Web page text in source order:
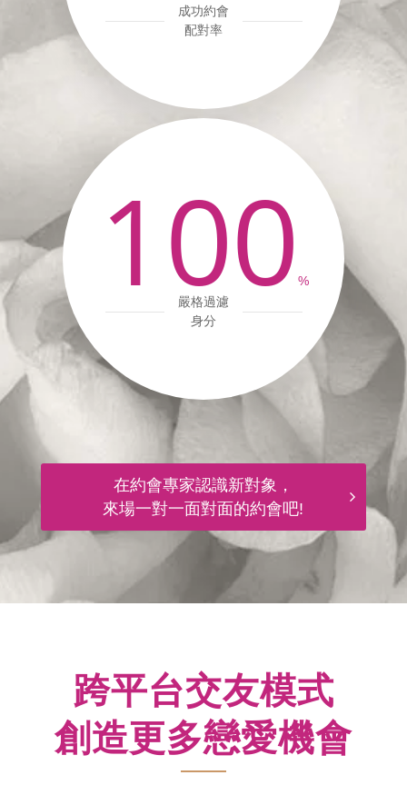
成功約會
配對率
100 %
嚴格過濾
身分
在約會專家認識新對象，
來場一對一面對面的約會吧!
跨平台交友模式
創造更多戀愛機會